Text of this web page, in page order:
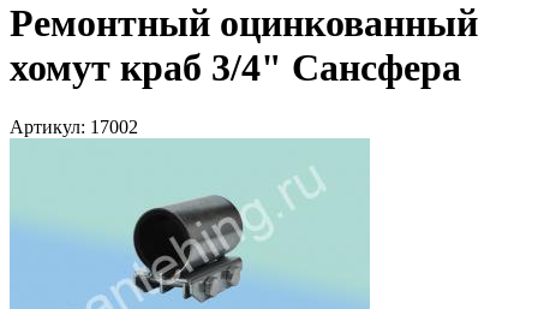
Ремонтный оцинкованный
хомут краб 3/4" Сансфера
Артикул: 17002